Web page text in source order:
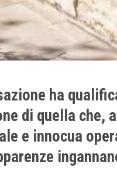
ha
di quella che,
e innocua